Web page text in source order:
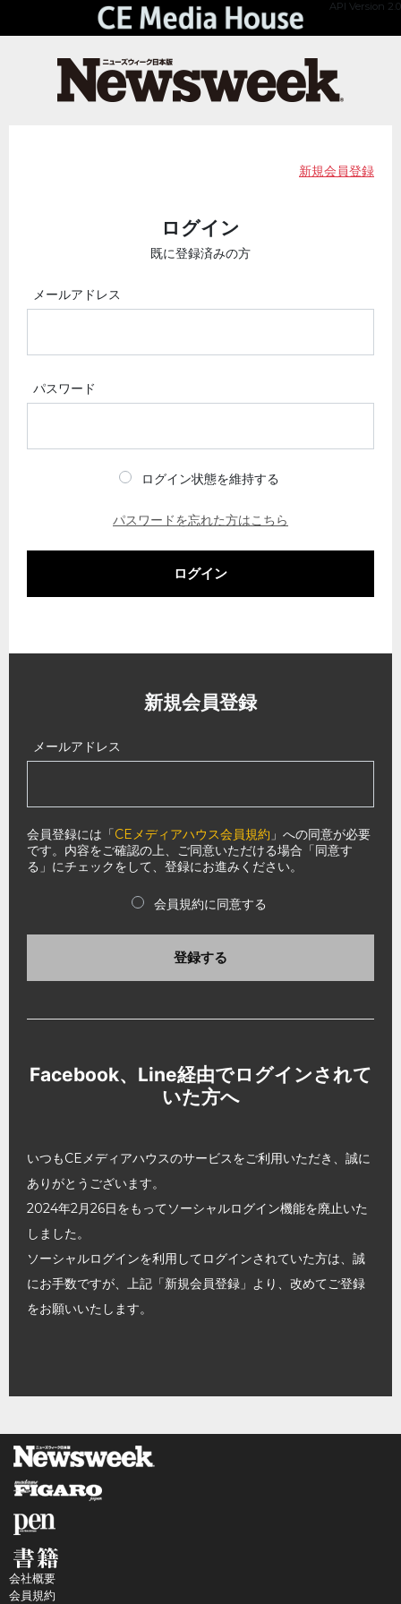
API Version 2.0
新規会員登録
ログイン
既に登録済みの方
メールアドレス
パスワード
ログイン状態を維持する
パスワードを忘れた方はこちら
ログイン
新規会員登録
メールアドレス
会員登録には「CEメディアハウス会員規約 」への同意が必要
です。内容をご確認の上、ご同意いただける場合「同意す
る」にチェックをして、登録にお進みください。
会員規約に同意する
登録する
Facebook、Line経由でログインされて
いた方へ
いつもCEメディアハウスのサービスをご利用いただき、誠に
ありがとうございます。
2024年2月26日をもってソーシャルログイン機能を廃止いた
しました。
ソーシャルログインを利用してログインされていた方は、誠
にお手数ですが、上記「新規会員登録」より、改めてご登録
をお願いいたします。
会社概要
会員規約